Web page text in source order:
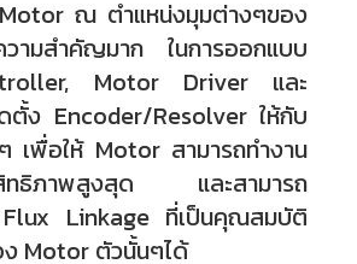
ณ ตำแหน่งมุมต่างๆของ
ามสำคัญมาก ในการออกแบบ
Motor Driver และ
ตั้ง Encoder/Resolver ให้กับ
เพื่อให้ Motor สามารถทำงาน
สิทธิภาพสูงสุด และสามารถ
Linkage ที่เป็นคุณสมบัติ
ง Motor ตัวนั้นๆได้